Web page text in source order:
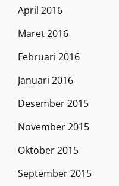
April 2016
Maret 2016
Februari 2016
Januari 2016
Desember 2015
November 2015
Oktober 2015
September 2015